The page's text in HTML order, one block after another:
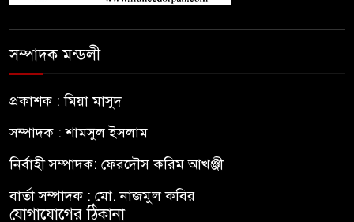
সম্পাদক মন্ডলী
প্রকাশক : মিয়া মাসুদ
সম্পাদক : শামসুল ইসলাম
নির্বাহী সম্পাদক: ফেরদৌস করিম আখঞ্জী
বার্তা সম্পাদক : মো. নাজমুল কবির
যোগাযোগের ঠিকানা